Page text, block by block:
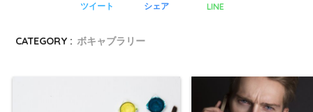
ツイート シェア LINE
CATEGORY : ボキャブラリー